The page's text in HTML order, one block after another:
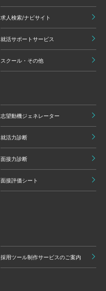
求人検索/ナビサイト
就活サポートサービス
スクール・その他
志望動機ジェネレーター
就活力診断
面接力診断
面接評価シート
採用ツール制作サービスのご案内